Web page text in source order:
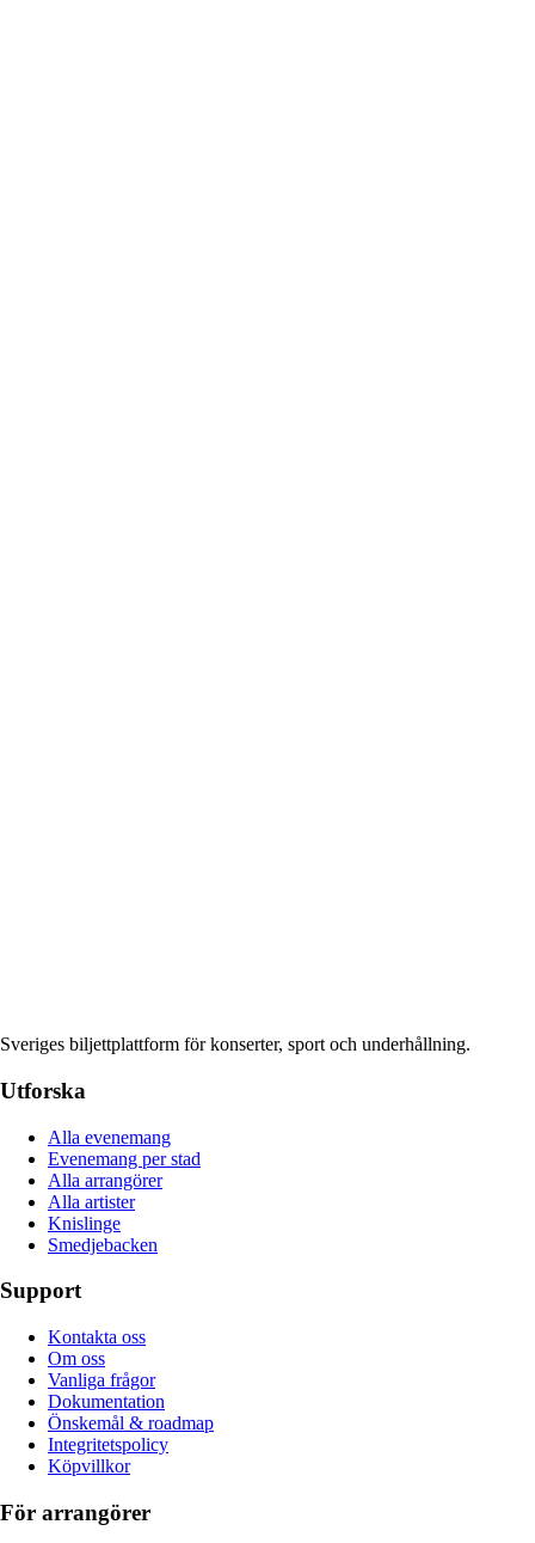
Sveriges biljettplattform för konserter, sport och underhållning.
Utforska
Alla evenemang
Evenemang per stad
Alla arrangörer
Alla artister
Knislinge
Smedjebacken
Support
Kontakta oss
Om oss
Vanliga frågor
Dokumentation
Önskemål & roadmap
Integritetspolicy
Köpvillkor
För arrangörer